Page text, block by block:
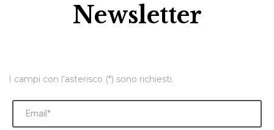
Newsletter
I campi con l'asterisco (*) sono richiesti.